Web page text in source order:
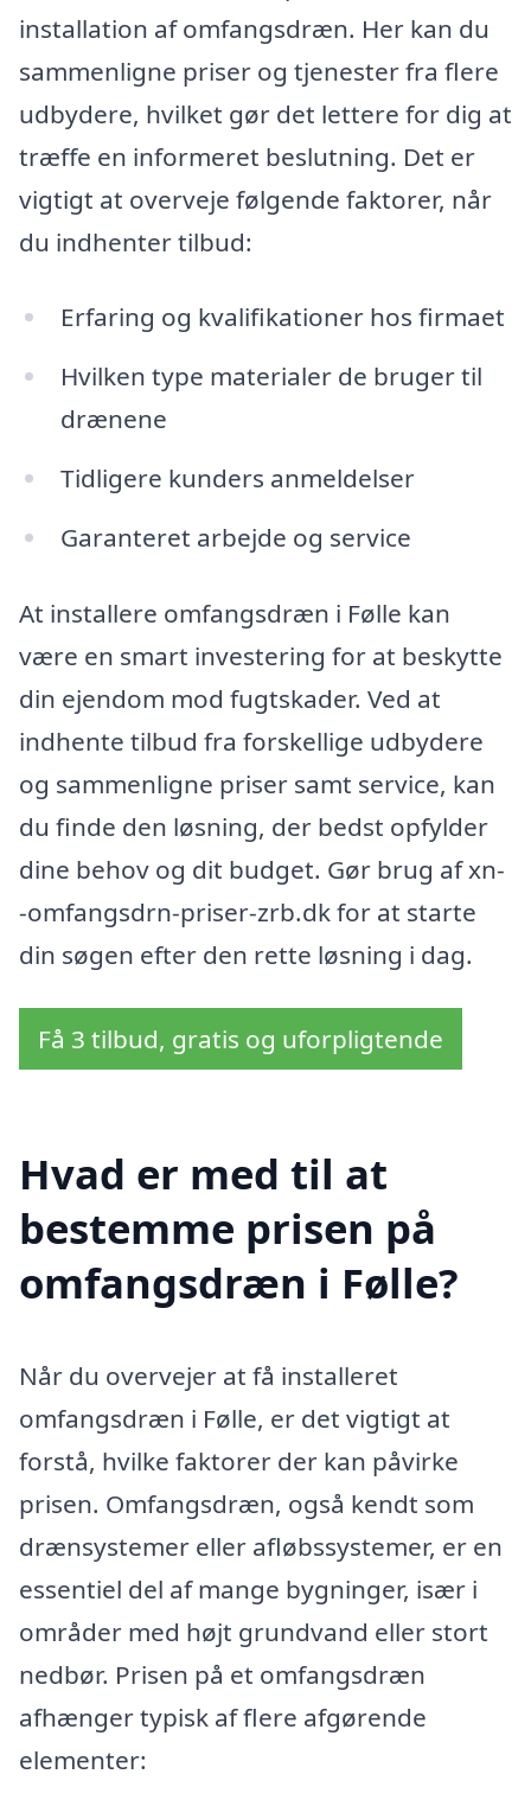
installation af omfangsdræn. Her kan du
sammenligne priser og tjenester fra flere
udbydere, hvilket gør det lettere for dig at
træffe en informeret beslutning. Det er
vigtigt at overveje følgende faktorer, når
du indhenter tilbud:
Erfaring og kvalifikationer hos firmaet
Hvilken type materialer de bruger til
drænene
Tidligere kunders anmeldelser
Garanteret arbejde og service
At installere omfangsdræn i Følle kan
være en smart investering for at beskytte
din ejendom mod fugtskader. Ved at
indhente tilbud fra forskellige udbydere
og sammenligne priser samt service, kan
du finde den løsning, der bedst opfylder
dine behov og dit budget. Gør brug af xn-
-omfangsdrn-priser-zrb.dk for at starte
din søgen efter den rette løsning i dag.
Få 3 tilbud, gratis og uforpligtende
Hvad er med til at
bestemme prisen på
omfangsdræn i Følle?
Når du overvejer at få installeret
omfangsdræn i Følle, er det vigtigt at
forstå, hvilke faktorer der kan påvirke
prisen. Omfangsdræn, også kendt som
drænsystemer eller afløbssystemer, er en
essentiel del af mange bygninger, især i
områder med højt grundvand eller stort
nedbør. Prisen på et omfangsdræn
afhænger typisk af flere afgørende
elementer: